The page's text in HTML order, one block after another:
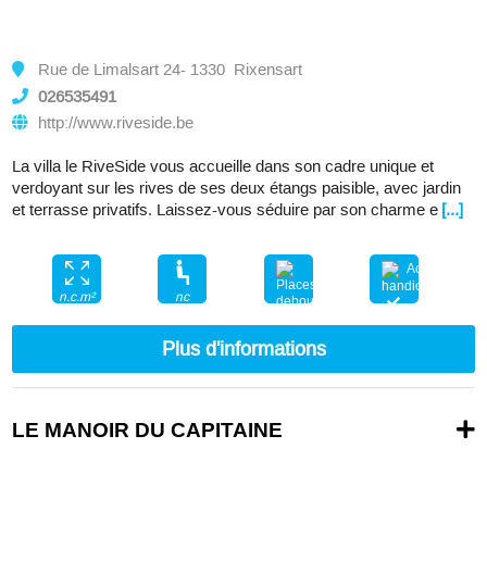
Rue de Limalsart 24- 1330 Rixensart
026535491
http://www.riveside.be
La villa le RiveSide vous accueille dans son cadre unique et
verdoyant sur les rives de ses deux étangs paisible, avec jardin
et terrasse privatifs. Laissez-vous séduire par son charme e [...]
n.c.m²
nc
Plus d'informations
LE MANOIR DU CAPITAINE